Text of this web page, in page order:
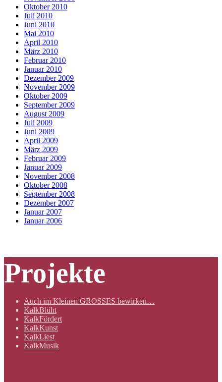
Oktober 2010
Juli 2010
Juni 2010
Mai 2010
April 2010
März 2010
Februar 2010
Januar 2010
Dezember 2009
November 2009
Oktober 2009
September 2009
August 2009
Juli 2009
Juni 2009
April 2009
März 2009
Februar 2009
Januar 2009
November 2008
Oktober 2008
September 2008
Dezember 2007
Januar 2007
Januar 2006
Projekte
Auch im Kleinen GROSSES bewirken…
KalkBlüht
KalkFördert
KalkKunst
KalkLiest
KalkMusik